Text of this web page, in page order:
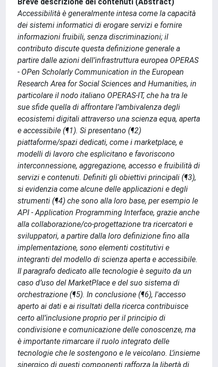
Accessibilità è generalmente intesa come la capacità
dei sistemi informatici di erogare servizi e fornire
informazioni fruibili, senza discriminazioni; il
contributo discute questa definizione generale a
partire dalle azioni dell’infrastruttura europea OPERAS
- OPen Scholarly Communication in the European
Research Area for Social Sciences and Humanities, in
particolare il nodo italiano OPERAS-IT, che ha tra le
sue sfide quella di affrontare l’ambivalenza degli
ecosistemi digitali attraverso una scienza equa, aperta
e accessibile (¶1). Si presentano (¶2)
piattaforme/spazi dedicati, come i marketplace, e
modelli di lavoro che esplicitano e favoriscono
interconnessione, aggregazione, accesso e fruibilità di
servizi e contenuti. Definiti gli obiettivi principali (¶3),
si evidenzia come alcune delle applicazioni e degli
strumenti (¶4) che sono alla loro base, per esempio le
API - Application Programming Interface, grazie anche
alla collaborazione/co-progettazione tra ricercatori e
sviluppatori, a partire dalla loro definizione fino alla
implementazione, sono elementi costitutivi e
integranti del modello di scienza aperta e accessibile.
Il paragrafo dedicato alle tecnologie è seguito da un
caso d’uso del MarketPlace e del suo sistema di
orchestrazione (¶5). In conclusione (¶6), l'accesso
aperto ai dati e ai risultati della ricerca contribuisce
certo all’inclusione proprio per il principio di
condivisione e comunicazione delle conoscenze, ma
è importante rimarcare il ruolo integrato delle
tecnologie che le sostengono e le veicolano. L’insieme
sinergico di questi componenti rafforza la libertà di